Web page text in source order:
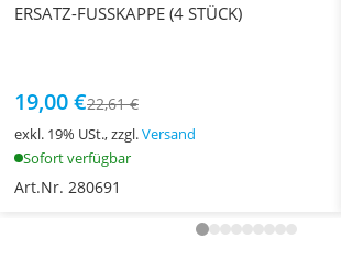
ERSATZ-FUSSKAPPE (4 STÜCK)
19,00 €22,61 €
exkl. 19% USt., zzgl.Versand
Sofort verfügbar
Art.Nr. 280691